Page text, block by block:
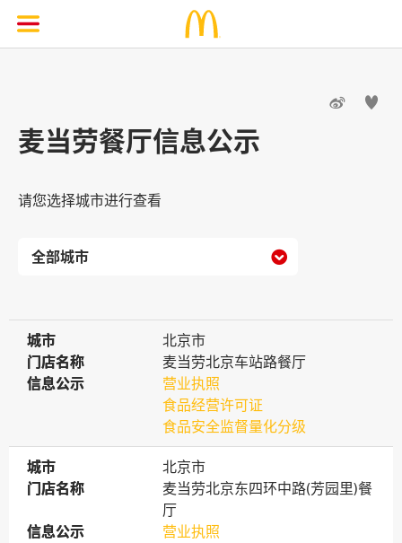
 
麦当劳餐厅信息公示
请您选择城市进行查看

城市
城市
北京市
门店名称
门店名称
麦当劳北京车站路餐厅
信息公示
信息公示
营业执照
食品经营许可证
食品安全监督量化分级
城市
城市
北京市
门店名称
门店名称
麦当劳北京东四环中路(芳园里)餐
厅
信息公示
信息公示
营业执照